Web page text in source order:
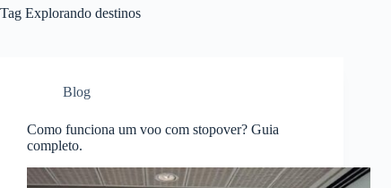
Tag Explorando destinos
Blog
Como funciona um voo com stopover? Guia
completo.